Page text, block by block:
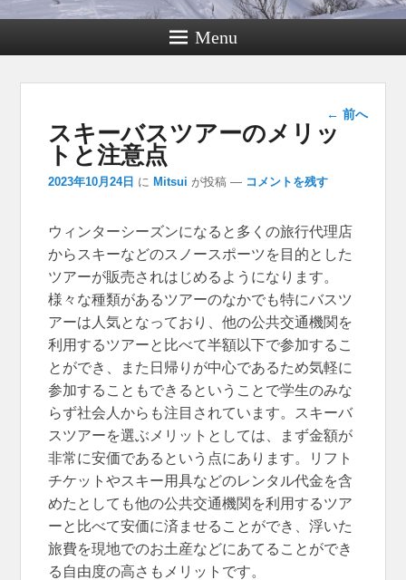
Menu
投稿ナ
ビゲー
ション
← 前へ
スキーバスツアーのメリッ
トと注意点
2023年10月24日 に Mitsui が投稿 — コメントを残す
ウィンターシーズンになると多くの旅行代理店
からスキーなどのスノースポーツを目的とした
ツアーが販売されはじめるようになります。
様々な種類があるツアーのなかでも特にバスツ
アーは人気となっており、他の公共交通機関を
利用するツアーと比べて半額以下で参加するこ
とができ、また日帰りが中心であるため気軽に
参加することもできるということで学生のみな
らず社会人からも注目されています。スキーバ
スツアーを選ぶメリットとしては、まず金額が
非常に安価であるという点にあります。リフト
チケットやスキー用具などのレンタル代金を含
めたとしても他の公共交通機関を利用するツア
ーと比べて安価に済ませることができ、浮いた
旅費を現地でのお土産などにあてることができ
る自由度の高さもメリットです。